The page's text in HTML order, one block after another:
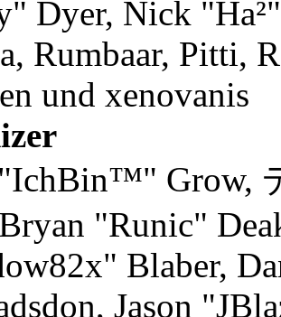
Dyer, Nick
Rumbaar, Pitti,
und xenovanis
Grow,
"Runic"
Blaber,
Jason